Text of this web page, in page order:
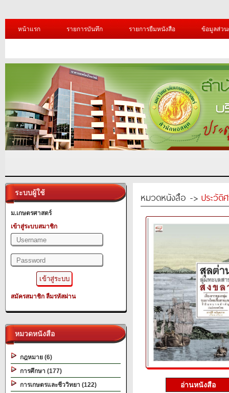
หน้าแรก รายการบันทึก รายการยืมหนังสือ ข้อมูลส่ว
ระบบผู้ใช้
ม.เกษตรศาสตร์
เข้าสู่ระบบสมาชิก
สมัครสมาชิก ลืมรหัสผ่าน
หมวดหนังสือ
กฎหมาย (6)
การศึกษา (177)
การเกษตรและชีววิทยา (122)
หมวดหนังสือ -> ประวัติ
อ่านหนังสือ